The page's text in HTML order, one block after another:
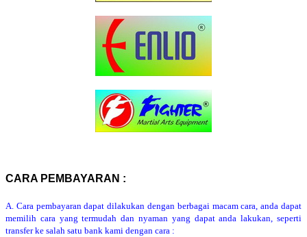
CARA PEMBAYARAN :
A. Cara pembayaran dapat dilakukan dengan berbagai macam cara, anda dapat
memilih cara yang termudah dan nyaman yang dapat anda lakukan, seperti
transfer ke salah satu bank kami dengan cara :